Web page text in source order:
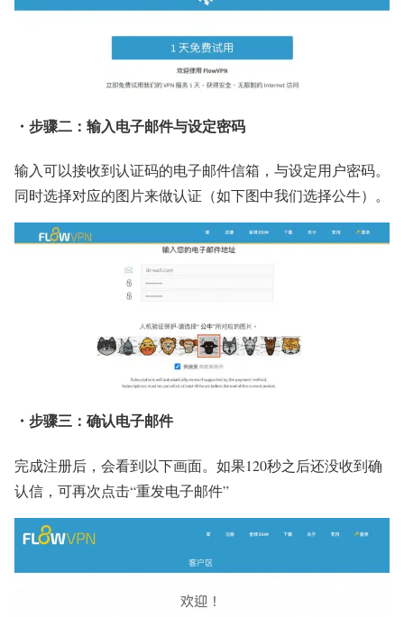
・步骤二：输入电子邮件与设定密码
输入可以接收到认证码的电子邮件信箱，与设定用户密码。
同时选择对应的图片来做认证（如下图中我们选择公牛）。
・步骤三：确认电子邮件
完成注册后，会看到以下画面。如果120秒之后还没收到确
认信，可再次点击“重发电子邮件”